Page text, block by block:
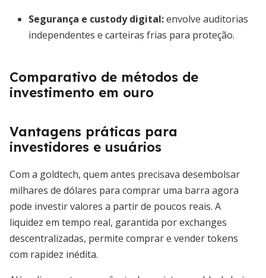
Segurança e custody digital:envolve auditorias
independentes e carteiras frias para proteção.
Comparativo de métodos de
investimento em ouro
Vantagens práticas para
investidores e usuários
Com a goldtech, quem antes precisava desembolsar
milhares de dólares para comprar uma barra agora
pode investir valores a partir de poucos reais. A
liquidez em tempo real, garantida por exchanges
descentralizadas, permite comprar e vender tokens
com rapidez inédita.